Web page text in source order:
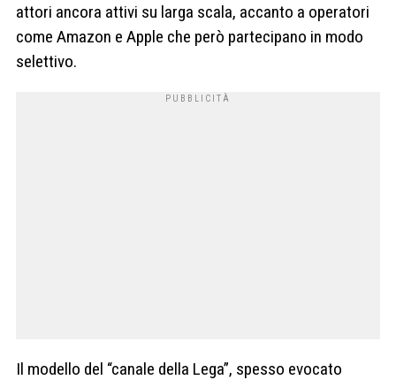
attori ancora attivi su larga scala, accanto a operatori
come Amazon e Apple che però partecipano in modo
selettivo.
Il modello del “canale della Lega”, spesso evocato